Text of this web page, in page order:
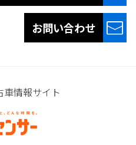
お問い合わせ
情報サイト